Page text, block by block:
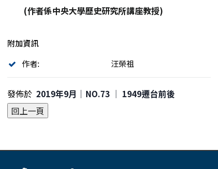
(作者係中央大學歷史研究所講座教授)
附加資訊
作者:
汪榮祖
發佈於 2019年9月｜NO.73 │ 1949遷台前後